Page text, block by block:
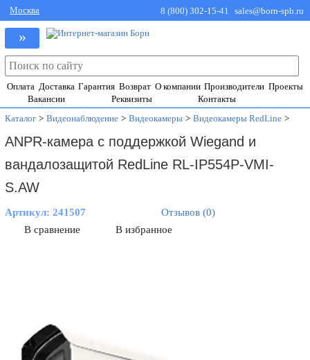
Москва 8 (800) 302-15-41 sales@born-spb.ru
»
Оплата Доставка Гарантия Возврат О компании Производители Проекты
Вакансии
Реквизиты
Контакты
Каталог > Видеонаблюдение > Видеокамеры > Видеокамеры RedLine >
ANPR-камера с поддержкой Wiegand и
вандалозащитой RedLine RL-IP554P-VMI-
S.AW
Артикул:241507
Отзывов (0)
В сравнение
В избранное